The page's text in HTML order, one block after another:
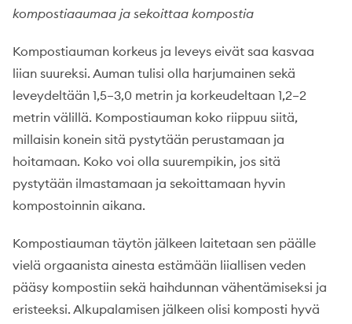
kompostiaaumaa ja sekoittaa kompostia
Kompostiauman korkeus ja leveys eivät saa kasvaa
liian suureksi. Auman tulisi olla harjumainen sekä
leveydeltään 1,5–3,0 metrin ja korkeudeltaan 1,2–2
metrin välillä. Kompostiauman koko riippuu siitä,
millaisin konein sitä pystytään perustamaan ja
hoitamaan. Koko voi olla suurempikin, jos sitä
pystytään ilmastamaan ja sekoittamaan hyvin
kompostoinnin aikana.
Kompostiauman täytön jälkeen laitetaan sen päälle
vielä orgaanista ainesta estämään liiallisen veden
pääsy kompostiin sekä haihdunnan vähentämiseksi ja
eristeeksi. Alkupalamisen jälkeen olisi komposti hyvä